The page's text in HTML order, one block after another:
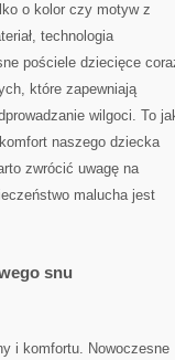
o kolor czy motyw z
technologia
pościele dziecięce
które zapewniają
wilgoci. To
naszego dziecka
zwrócić uwagę na
malucha jest
snu
i komfortu. Nowoczesne